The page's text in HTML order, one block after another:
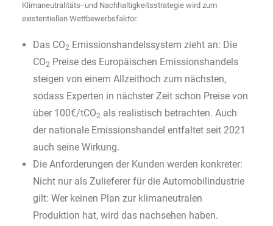
Klimaneutralitäts- und Nachhaltigkeitsstrategie wird zum
existentiellen Wettbewerbsfaktor.
Das CO2 Emissionshandelssystem zieht an: Die
CO2 Preise des Europäischen Emissionshandels
steigen von einem Allzeithoch zum nächsten,
sodass Experten in nächster Zeit schon Preise von
über 100€/tCO2 als realistisch betrachten. Auch
der nationale Emissionshandel entfaltet seit 2021
auch seine Wirkung.
Die Anforderungen der Kunden werden konkreter:
Nicht nur als Zulieferer für die Automobilindustrie
gilt: Wer keinen Plan zur klimaneutralen
Produktion hat, wird das nachsehen haben.